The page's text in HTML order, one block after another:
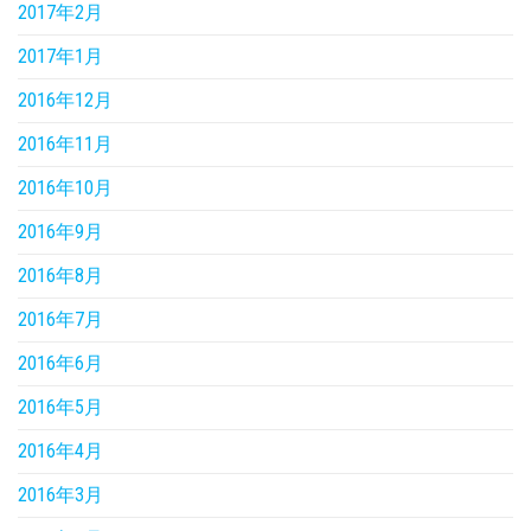
2017年2月
2017年1月
2016年12月
2016年11月
2016年10月
2016年9月
2016年8月
2016年7月
2016年6月
2016年5月
2016年4月
2016年3月